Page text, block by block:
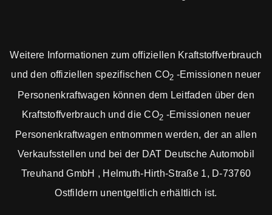
Weitere Informationen zum offiziellen Kraftstoffverbrauch
und den offiziellen spezifischen CO2 -Emissionen neuer
Personenkraftwagen können dem Leitfaden über den
Kraftstoffverbrauch und die CO2 -Emissionen neuer
Personenkraftwagen entnommen werden, der an allen
Verkaufsstellen und bei der DAT Deutsche Automobil
Treuhand GmbH , Helmuth-Hirth-Straße 1, D-73760
Ostfildern unentgeltlich erhältlich ist.